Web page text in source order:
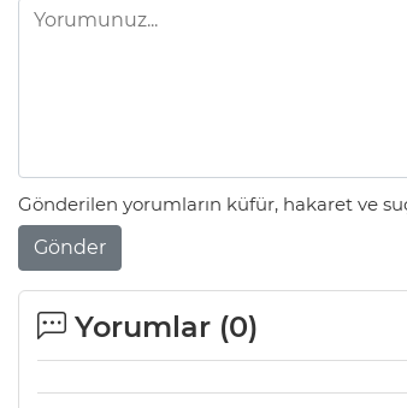
Gönderilen yorumların küfür, hakaret ve
Gönder
Yorumlar (0)